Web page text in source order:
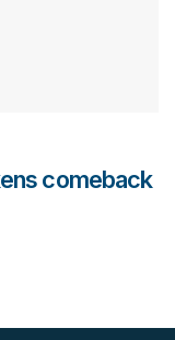
comeback